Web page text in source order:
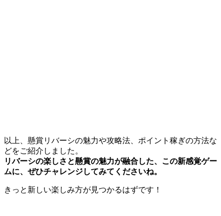
以上、懸賞リバーシの魅力や攻略法、ポイント稼ぎの方法な
どをご紹介しました。
リバーシの楽しさと懸賞の魅力が融合した、この新感覚ゲー
ムに、ぜひチャレンジしてみてくださいね。
きっと新しい楽しみ方が見つかるはずです！